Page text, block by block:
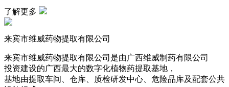
了解更多
来宾市维威药物提取有限公司
来宾市维威药物提取有限公司是由广西维威制药有限公司
投资建设的广西最大的数字化植物药提取基地，
基地由提取车间、仓库、质检研发中心、危险品库及配套公共